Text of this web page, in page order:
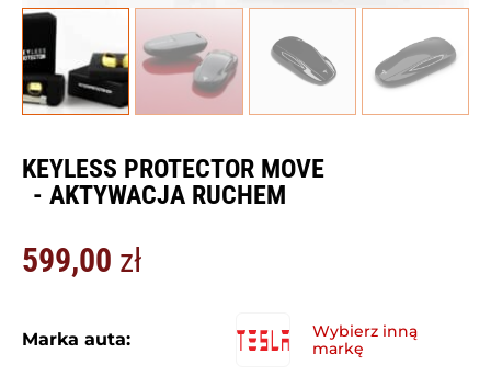
KEYLESS PROTECTOR MOVE
- AKTYWACJA RUCHEM
599,00 zł
Marka auta: